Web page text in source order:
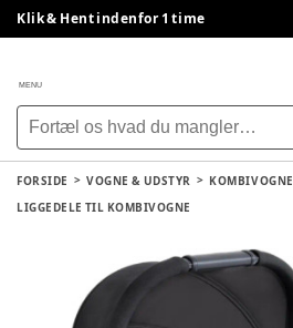
Klik & Hent indenfor 1 time
MENU
FORSIDE VOGNE & UDSTYR
KOMBIVOGNE
LIGGEDELE TIL KOMBIVOGNE